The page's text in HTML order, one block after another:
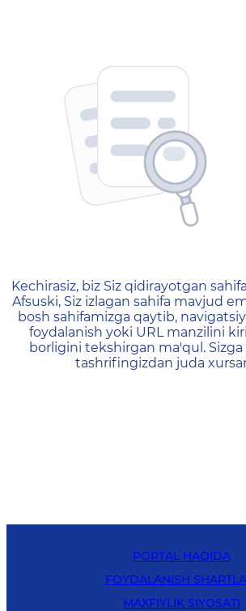
404 — Страница
Kechirasiz, biz Siz qidirayotgan
Afsuski, Siz izlagan sahifa mavjud
bosh sahifamizga qaytib,
foydalanish yoki URL manzilini
borligini tekshirgan ma'qul.
tashrifingizdan juda
PORTAL HAQIDA
FOYDALANISH
MAXFIYLIK SIYOSATI